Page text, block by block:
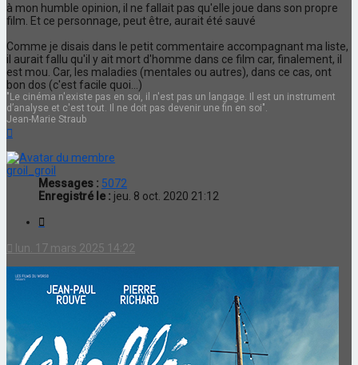
à mon humble opinion, il ne fallait pas qu'elle joue dans son propre
film. Et ce personnage, peut être, aurait été sauvé
Comme je disais dans le petit commentaire accompagnant ma liste,
il aurait fallu qu'il y ait mort d'homme dans ce film car, finalement, il
est mou. Car, les maladies (mentales ou autres), dans ce cas, ont
bon dos (c'est facile quoi...)
"Le cinéma n'existe pas en soi, il n'est pas un langage. Il est un instrument
d’analyse et c'est tout. Il ne doit pas devenir une fin en soi".
Jean-Marie Straub
groil_groil
Messages : 5072
Enregistré le : jeu. 8 oct. 2020 21:12
lun. 17 mars 2025 14:22